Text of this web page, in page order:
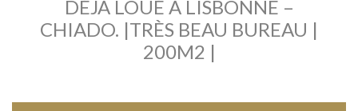
DÉJÀ LOUÉ À LISBONNE –
CHIADO. |TRÈS BEAU BUREAU |
200M2 |